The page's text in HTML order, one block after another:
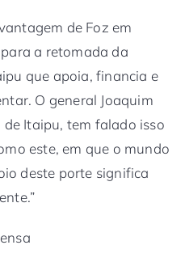
de Foz em
a retomada da
que apoia, financia e
O general Joaquim
Itaipu, tem falado isso
este, em que o mundo
deste porte significa